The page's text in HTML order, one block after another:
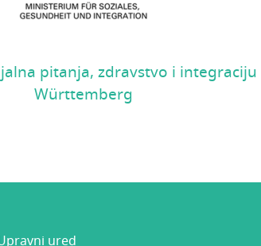
pitanja, zdravstvo i integraciju
Württemberg
ured